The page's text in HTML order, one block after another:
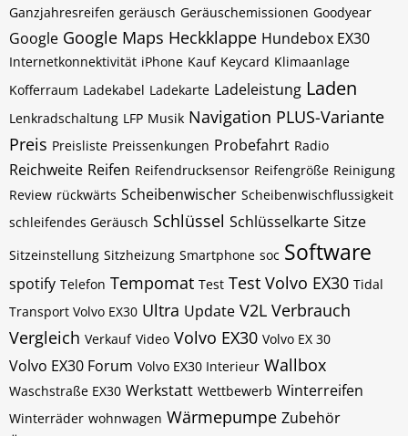
Ganzjahresreifen geräusch Geräuschemissionen Goodyear
Google Google Maps Heckklappe Hundebox EX30
Internetkonnektivität iPhone Kauf Keycard Klimaanlage
Kofferraum Ladekabel Ladekarte Ladeleistung Laden
Lenkradschaltung LFP Musik Navigation PLUS-Variante
Preis Preisliste Preissenkungen Probefahrt Radio
Reichweite Reifen Reifendrucksensor Reifengröße Reinigung
Review rückwärts Scheibenwischer Scheibenwischflussigkeit
schleifendes Geräusch Schlüssel Schlüsselkarte Sitze
Sitzeinstellung Sitzheizung Smartphone soc Software
spotify Telefon Tempomat Test Test Volvo EX30 Tidal
Transport Volvo EX30 Ultra Update V2L Verbrauch
Vergleich Verkauf Video Volvo EX30 Volvo EX 30
Volvo EX30 Forum Volvo EX30 Interieur Wallbox
Waschstraße EX30 Werkstatt Wettbewerb Winterreifen
Winterräder wohnwagen Wärmepumpe Zubehör